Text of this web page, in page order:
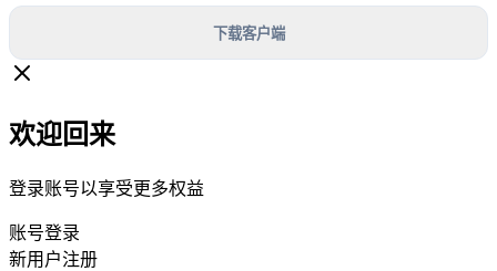
下载客户端
欢迎回来
登录账号以享受更多权益
账号登录
新用户注册